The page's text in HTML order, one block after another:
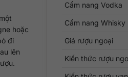
hoặc
đi
lên
Cẩm nang Vodka
Cẩm nang Whisky
Giá rượu ngoại
Kiến thức rượu